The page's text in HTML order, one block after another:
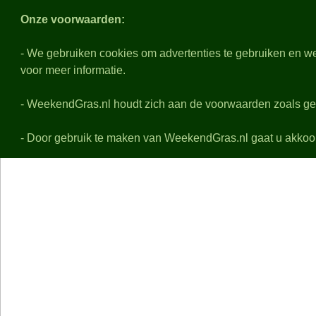
Onze voorwaarden:
- We gebruiken cookies om advertenties te gebruiken en
voor meer informatie.
- WeekendGras.nl houdt zich aan de voorwaarden zoals
- Door gebruik te maken van WeekendGras.nl gaat u